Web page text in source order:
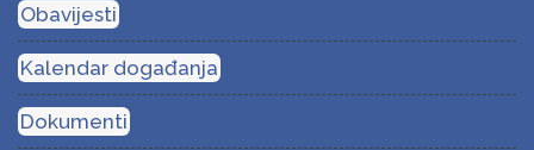
Obavijesti
Kalendar događanja
Dokumenti